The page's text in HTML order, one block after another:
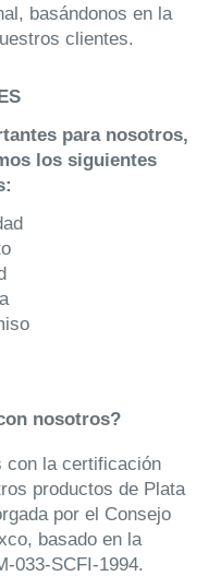
basándonos en la
clientes.
para nosotros,
los siguientes
nosotros?
con la certificación
productos de Plata
por el Consejo
basado en la
033-SCFI-1994.